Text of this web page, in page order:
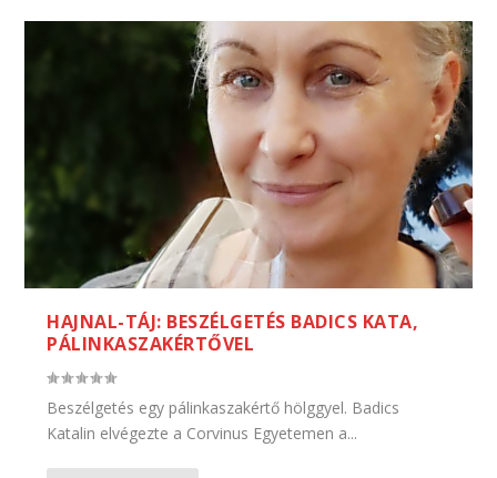
HAJNAL-TÁJ: BESZÉLGETÉS BADICS KATA,
PÁLINKASZAKÉRTŐVEL
Beszélgetés egy pálinkaszakértő hölggyel. Badics
Katalin elvégezte a Corvinus Egyetemen a...